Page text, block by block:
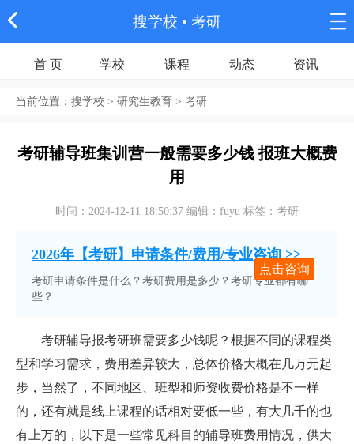
搜学校 • 考研
首 页 学校 课程 动态 资讯
当前位置： 搜学校 > 研究生教育 > 考研
考研辅导班集训营一般需要多少钱 报班大概费
用
时间：2024-12-11 18:50:37 编辑：fuyu 标签：考研
2026年【考研】申请条件/费用/专业咨询 >>
考研申请条件是什么？考研费用是多少？考研专业都有哪
些？
点击咨询
考研辅导报考研班需要多少钱呢？根据不同的课程类
型和学习需求，费用差异较大，总体价格大概在几万元起
步，当然了，不同地区、班型和师资收费价格是不一样
的，还有就是线上课程的话相对要低一些，有大几千的也
有上万的，以下是一些常见科目的辅导班费用情况，供大